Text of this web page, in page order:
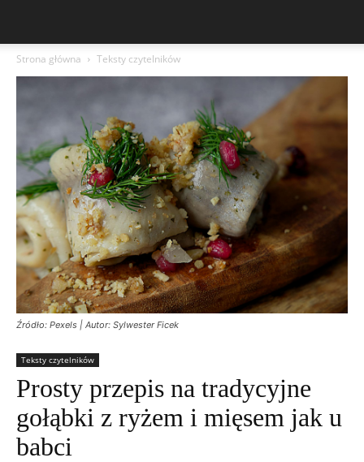
Strona główna Teksty czytelników
Źródło: Pexels | Autor: Sylwester Ficek
Teksty czytelników
Prosty przepis na tradycyjne
gołąbki z ryżem i mięsem jak u
babci